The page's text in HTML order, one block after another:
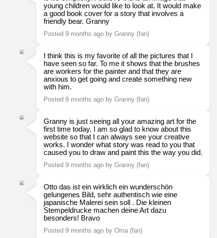
young children would like to look at. It would make
a good book cover for a story that involves a
friendly bear. Granny
Posted 9 months ago by Granny (fan)
I think this is my favorite of all the pictures that I
have seen so far. To me it shows that the brushes
are workers for the painter and that they are
anxious to get going and create something new
with him.
Posted 9 months ago by Granny (fan)
Granny is just seeing all your amazing art for the
first time today. I am so glad to know about this
website so that I can always see your creative
works. I wonder what story was read to you that
caused you to draw and paint this the way you did.
Posted 9 months ago by Granny (fan)
Otto das ist ein wirklich ein wunderschön
gelungenes Bild, sehr authentisch wie eine
japanische Malerei sein soll . Die kleinen
Stempeldrucke machen deine Art dazu
besonders! Bravo
Posted 9 months ago by Oma (fan)